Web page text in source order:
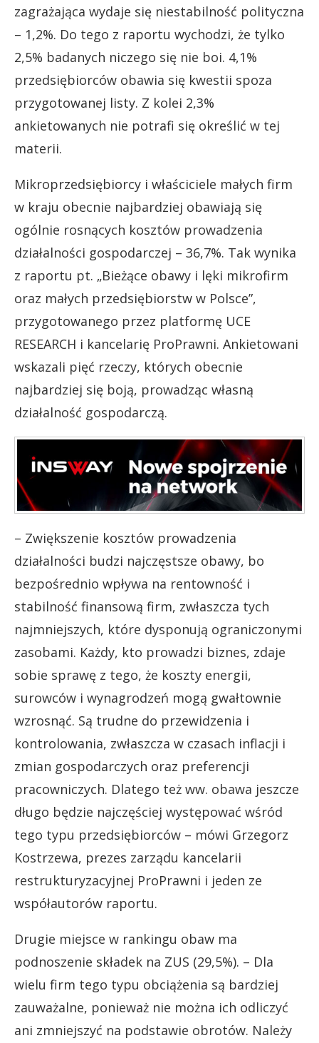
zagrażająca wydaje się niestabilność polityczna
– 1,2%. Do tego z raportu wychodzi, że tylko
2,5% badanych niczego się nie boi. 4,1%
przedsiębiorców obawia się kwestii spoza
przygotowanej listy. Z kolei 2,3%
ankietowanych nie potrafi się określić w tej
materii.
Mikroprzedsiębiorcy i właściciele małych firm
w kraju obecnie najbardziej obawiają się
ogólnie rosnących kosztów prowadzenia
działalności gospodarczej – 36,7%. Tak wynika
z raportu pt. „Bieżące obawy i lęki mikrofirm
oraz małych przedsiębiorstw w Polsce”,
przygotowanego przez platformę UCE
RESEARCH i kancelarię ProPrawni. Ankietowani
wskazali pięć rzeczy, których obecnie
najbardziej się boją, prowadząc własną
działalność gospodarczą.
– Zwiększenie kosztów prowadzenia
działalności budzi najczęstsze obawy, bo
bezpośrednio wpływa na rentowność i
stabilność finansową firm, zwłaszcza tych
najmniejszych, które dysponują ograniczonymi
zasobami. Każdy, kto prowadzi biznes, zdaje
sobie sprawę z tego, że koszty energii,
surowców i wynagrodzeń mogą gwałtownie
wzrosnąć. Są trudne do przewidzenia i
kontrolowania, zwłaszcza w czasach inflacji i
zmian gospodarczych oraz preferencji
pracowniczych. Dlatego też ww. obawa jeszcze
długo będzie najczęściej występować wśród
tego typu przedsiębiorców – mówi Grzegorz
Kostrzewa, prezes zarządu kancelarii
restrukturyzacyjnej ProPrawni i jeden ze
współautorów raportu.
Drugie miejsce w rankingu obaw ma
podnoszenie składek na ZUS (29,5%). – Dla
wielu firm tego typu obciążenia są bardziej
zauważalne, ponieważ nie można ich odliczyć
ani zmniejszyć na podstawie obrotów. Należy